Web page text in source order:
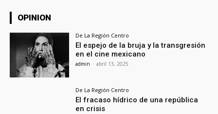
OPINION
De La Región Centro
El espejo de la bruja y la transgresión
en el cine mexicano
admin - abril 13, 2025
De La Región Centro
El fracaso hídrico de una república
en crisis